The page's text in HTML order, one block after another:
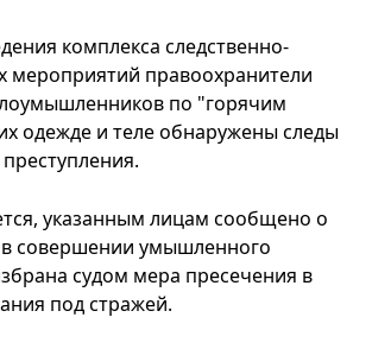
комплекса следственно-
мероприятий правоохранители
по "горячим
одежде и теле обнаружены следы
указанным лицам сообщено о
совершении умышленного
судом мера пресечения в
под стражей.